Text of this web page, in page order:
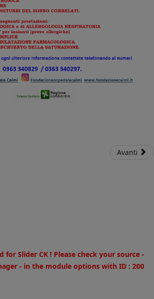
Avanti
for Slider CK ! Please check your source -
- in the module options with ID : 200